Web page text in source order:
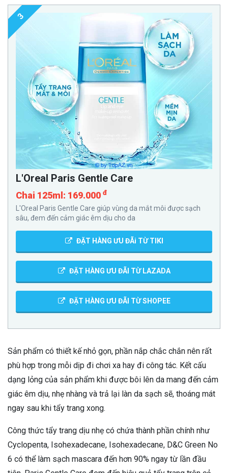
3
L'Oreal Paris Gentle Care
Chai 125ml: 169.000 đ
L'Oreal Paris Gentle Care giúp vùng da mắt môi được sạch
sâu, đem đến cảm giác êm dịu cho da
ĐẶT HÀNG ƯU ĐÃi TỪ TIKI
ĐẶT HÀNG ƯU ĐÃI TỪ LAZADA
ĐẶT HÀNG ƯU ĐÃI TỪ SHOPEE
Sản phẩm có thiết kế nhỏ gọn, phần nắp chắc chắn nên rất
phù hợp trong mỗi dịp đi chơi xa hay đi công tác. Kết cấu
dạng lỏng của sản phẩm khi được bôi lên da mang đến cảm
giác êm dịu, nhẹ nhàng và trả lại làn da sạch sẽ, thoáng mát
ngay sau khi tẩy trang xong.
Công thức tẩy trang dịu nhẹ có chứa thành phần chính như
Cyclopenta, Isohexadecane, Isohexadecane, D&C Green No
6 có thể làm sạch mascara đến hơn 90% ngay từ lần đầu